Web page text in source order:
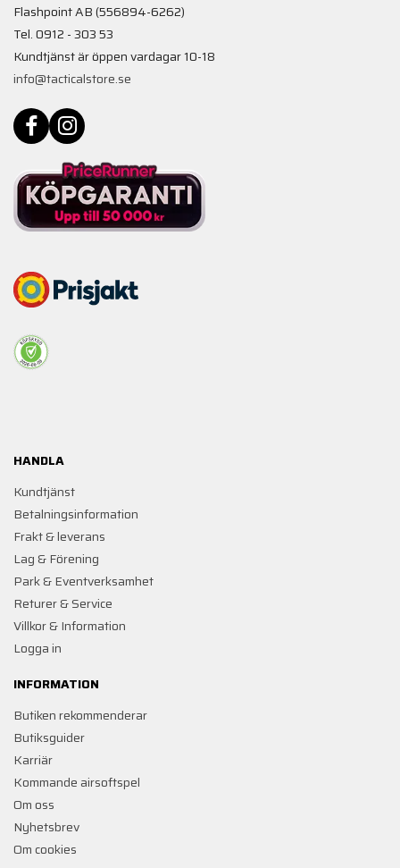
Flashpoint AB (556894-6262)
Tel. 0912 - 303 53
Kundtjänst är öppen vardagar 10-18
info@tacticalstore.se
HANDLA
Kundtjänst
Betalningsinformation
Frakt & leverans
Lag & Förening
Park & Eventverksamhet
Returer & Service
Villkor & Information
Logga in
INFORMATION
Butiken rekommenderar
Butiksguider
Karriär
Kommande airsoftspel
Om oss
Nyhetsbrev
Om cookies